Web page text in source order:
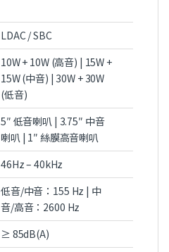
LDAC / SBC
10W + 10W (高音) | 15W +
15W (中音) | 30W + 30W
(低音)
5″ 低音喇叭 | 3.75″ 中音
喇叭 | 1″ 絲膜高音喇叭
46Hz – 40kHz
低音/中音：155 Hz | 中
音/高音：2600 Hz
≥ 85dB(A)